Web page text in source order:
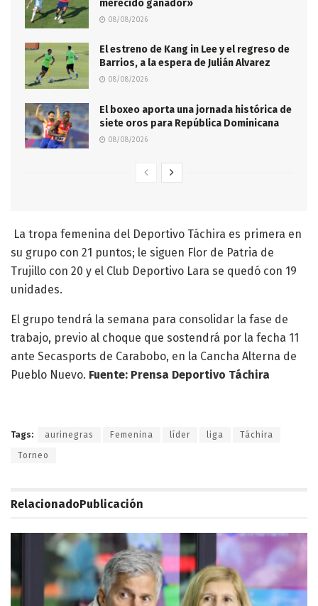
merecido ganador»
08/08/2026
El estreno de Kang in Lee y el regreso de
Barrios, a la espera de Julián Alvarez
08/08/2026
El boxeo aporta una jornada histórica de
siete oros para República Dominicana
08/08/2026
La tropa femenina del Deportivo Táchira es primera en
su grupo con 21 puntos; le siguen Flor de Patria de
Trujillo con 20 y el Club Deportivo Lara se quedó con 19
unidades.
El grupo tendrá la semana para consolidar la fase de
trabajo, previo al choque que sostendrá por la fecha 11
ante Secasports de Carabobo, en la Cancha Alterna de
Pueblo Nuevo. Fuente: Prensa Deportivo Táchira
Tags: aurinegras Femenina líder liga Táchira
Torneo
RelacionadoPublicación